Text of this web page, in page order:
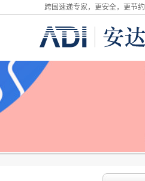
跨国速递专家，更安全，更节约